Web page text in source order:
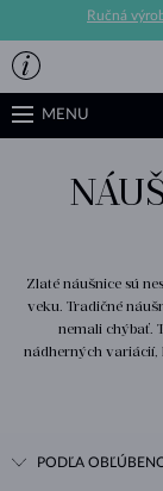
Ručná
MENU
Zlaté náušnice sú
veku. Tradičné
nemali chýbať.
nádherných
PODĽA